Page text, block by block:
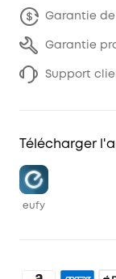
Garantie de
Garantie
Support
Télécharger
eufy